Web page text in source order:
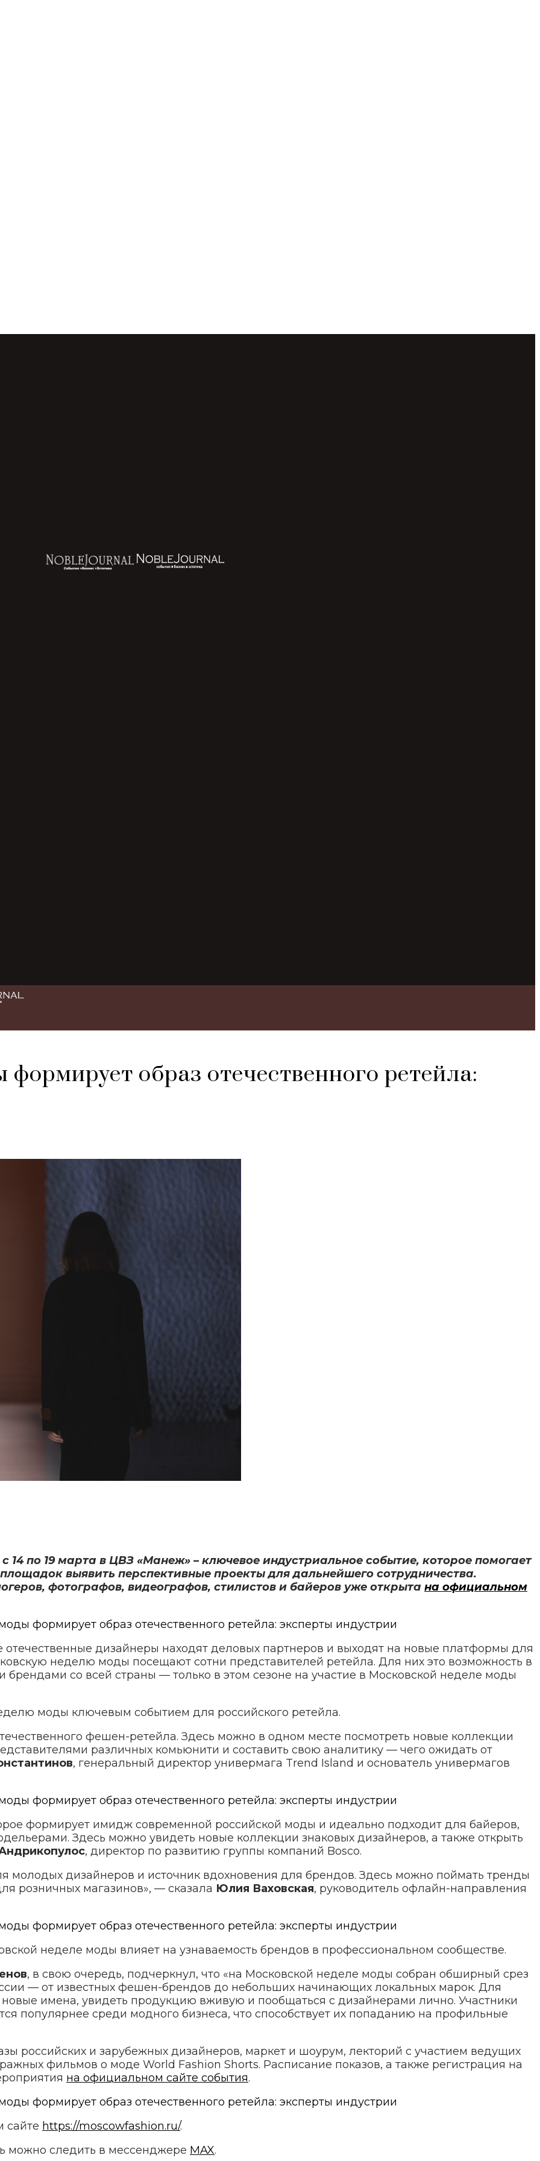
образ отечественного ретейла:
по 19 марта в ЦВЗ «Манеж» – ключевое индустриальное событие, которое помогает
выявить перспективные проекты для дальнейшего сотрудничества.
фотографов, видеографов, стилистов и байеров уже открыта на официальном
дизайнеры находят деловых партнеров и выходят на новые платформы для
неделю моды посещают сотни представителей ретейла. Для них это возможность в
со всей страны — только в этом сезоне на участие в Московской неделе моды
моды ключевым событием для российского ретейла.
фешен-ретейла. Здесь можно в одном месте посмотреть новые коллекции
различных комьюнити и составить свою аналитику — чего ожидать от
, генеральный директор универмага Trend Island и основатель универмагов
формирует имидж современной российской моды и идеально подходит для байеров,
Здесь можно увидеть новые коллекции знаковых дизайнеров, а также открыть
, директор по развитию группы компаний Bosco.
дизайнеров и источник вдохновения для брендов. Здесь можно поймать тренды
розничных магазинов», — сказала Юлия Ваховская, руководитель офлайн-направления
неделе моды влияет на узнаваемость брендов в профессиональном сообществе.
, в свою очередь, подчеркнул, что «на Московской неделе моды собран обширный срез
— от известных фешен-брендов до небольших начинающих локальных марок. Для
новые имена, увидеть продукцию вживую и пообщаться с дизайнерами лично. Участники
популярнее среди модного бизнеса, что способствует их попаданию на профильные
российских и зарубежных дизайнеров, маркет и шоурум, лекторий с участием ведущих
фильмов о моде World Fashion Shorts. Расписание показов, а также регистрация на
на официальном сайте события.
сайте https://moscowfashion.ru/.
можно следить в мессенджере MAX.